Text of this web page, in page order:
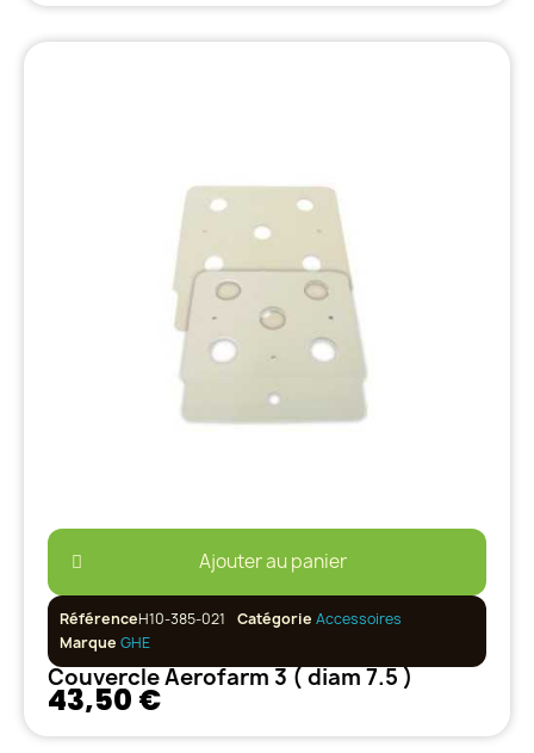
Ajouter au panier
RéférenceH10-385-021 Catégorie Accessoires
Marque GHE
Couvercle Aerofarm 3 ( diam 7.5 )
43,50 €